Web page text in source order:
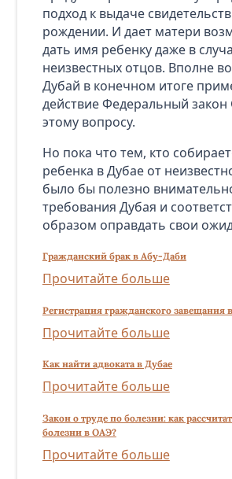
подход к выдаче
рождении. И дает матери
дать имя ребенку даже в
неизвестных отцов. Вполне
Дубай в конечном итоге
действие Федеральный
этому вопросу.
Но пока что тем, кто
ребенка в Дубае от
было бы полезно
требования Дубая и
образом оправдать свои
Гражданский брак в Абу-Даби
Прочитайте больше
Регистрация гражданского завещания
Прочитайте больше
Как найти адвоката в Дубае
Прочитайте больше
Закон о труде по болезни: как
болезни в ОАЭ?
Прочитайте больше